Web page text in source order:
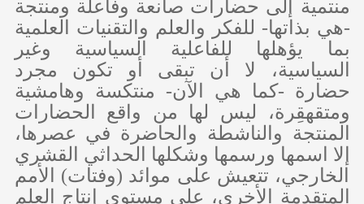
منتمية إلى حضارات صانعة وفاعلة ومنتجة
-هي بذاتها- للفكر والعلم والتقنيات العلمية
بما يؤهلها للفاعلية السياسية وغير
السياسية، لا أن تبقى أو تكون مجرد
حضارة -كما هي الآن- منتكسة وهامشية
ومتقهقِرة، ليس لها من واقع الحضارات
المنتجة والناشطة والحاضرة في عصرها،
إلا اسمها ورسمها وشكلها الحداثي القشري
الخارجي، تتعيش على موائد (وفتات) الأمم
المتقدمة الأخرى، على مستوى إنتاج العلم